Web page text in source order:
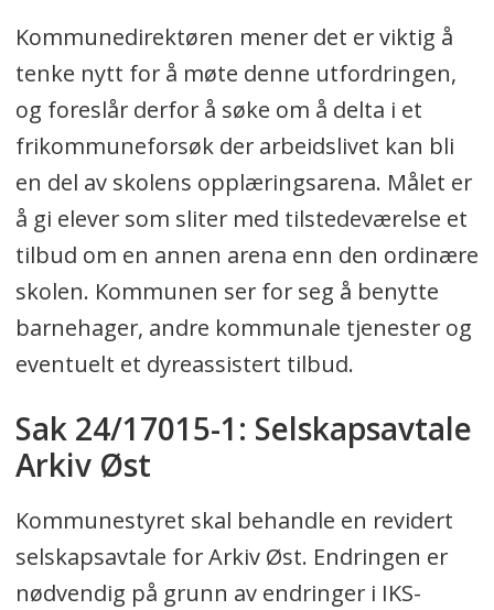
Kommunedirektøren mener det er viktig å
tenke nytt for å møte denne utfordringen,
og foreslår derfor å søke om å delta i et
frikommuneforsøk der arbeidslivet kan bli
en del av skolens opplæringsarena. Målet er
å gi elever som sliter med tilstedeværelse et
tilbud om en annen arena enn den ordinære
skolen. Kommunen ser for seg å benytte
barnehager, andre kommunale tjenester og
eventuelt et dyreassistert tilbud.
Sak 24/17015-1: Selskapsavtale
Arkiv Øst
Kommunestyret skal behandle en revidert
selskapsavtale for Arkiv Øst. Endringen er
nødvendig på grunn av endringer i IKS-